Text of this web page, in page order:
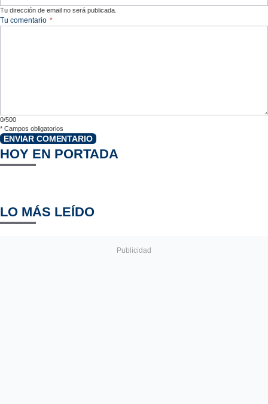
Tu dirección de email no será publicada.
Tu comentario *
0/500
* Campos obligatorios
ENVIAR COMENTARIO
HOY EN PORTADA
LO MÁS LEÍDO